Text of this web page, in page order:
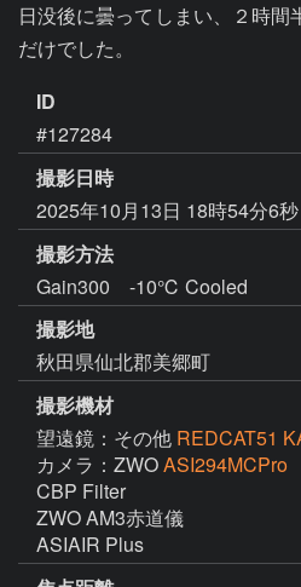
日没後に曇ってしまい、２時間
だけでした。
ID
#127284
撮影日時
2025年10月13日 18時54分6秒
撮影方法
Gain300 -10℃ Cooled
撮影地
秋田県仙北郡美郷町
撮影機材
望遠鏡：その他 REDCAT51
カメラ：ZWOASI294MCPro
CBP Filter
ZWO AM3赤道儀
ASIAIR Plus